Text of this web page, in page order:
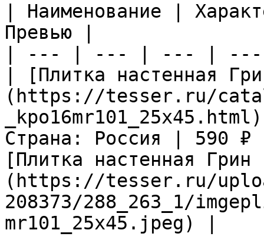
| Наименование |
Превью |
| --- | --- | --- |
| [Плитка настенная
(https://tesser.ru/
Страна: Россия | 590
[Плитка настенная
(https://tesser.ru/
208373/288_263_1/
mr101_25x45.jpeg) |